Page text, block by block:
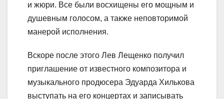
и жюри. Все были восхищены его мощным и
душевным голосом, а также неповторимой
манерой исполнения.
Вскоре после этого Лев Лещенко получил
приглашение от известного композитора и
музыкального продюсера Эдуарда Хилькова
выступать на его концертах и записывать